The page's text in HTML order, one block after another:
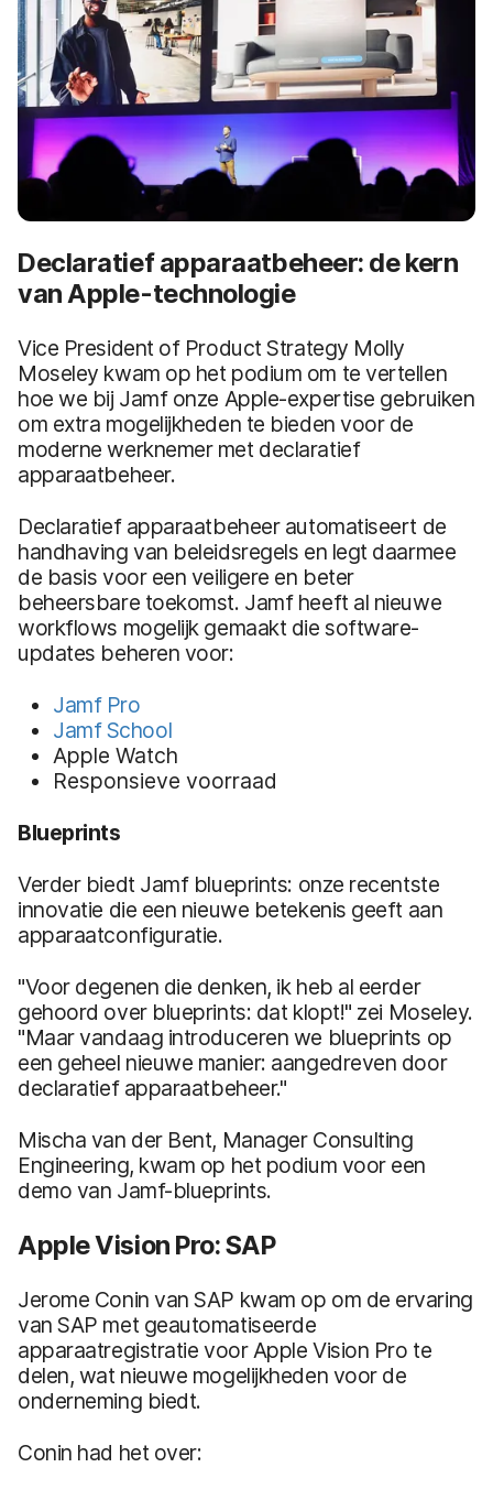
Declaratief apparaatbeheer: de kern
van Apple-technologie
Vice President of Product Strategy Molly
Moseley kwam op het podium om te vertellen
hoe we bij Jamf onze Apple-expertise gebruiken
om extra mogelijkheden te bieden voor de
moderne werknemer met declaratief
apparaatbeheer.
Declaratief apparaatbeheer automatiseert de
handhaving van beleidsregels en legt daarmee
de basis voor een veiligere en beter
beheersbare toekomst. Jamf heeft al nieuwe
workflows mogelijk gemaakt die software-
updates beheren voor:
Jamf Pro
Jamf School
Apple Watch
Responsieve voorraad
Blueprints
Verder biedt Jamf blueprints: onze recentste
innovatie die een nieuwe betekenis geeft aan
apparaatconfiguratie.
"Voor degenen die denken, ik heb al eerder
gehoord over blueprints: dat klopt!" zei Moseley.
"Maar vandaag introduceren we blueprints op
een geheel nieuwe manier: aangedreven door
declaratief apparaatbeheer."
Mischa van der Bent, Manager Consulting
Engineering, kwam op het podium voor een
demo van Jamf-blueprints.
Apple Vision Pro: SAP
Jerome Conin van SAP kwam op om de ervaring
van SAP met geautomatiseerde
apparaatregistratie voor Apple Vision Pro te
delen, wat nieuwe mogelijkheden voor de
onderneming biedt.
Conin had het over: